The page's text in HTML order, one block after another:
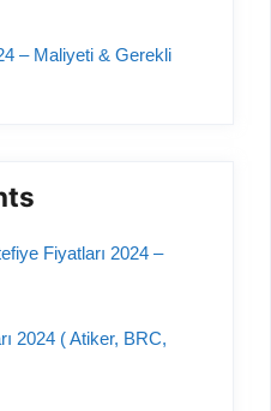
– Maliyeti & Gerekli
Fiyatları 2024 –
2024 ( Atiker, BRC,